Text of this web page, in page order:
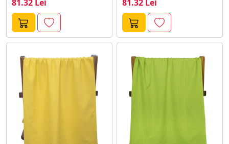
81.32 Lei 81.32 Lei